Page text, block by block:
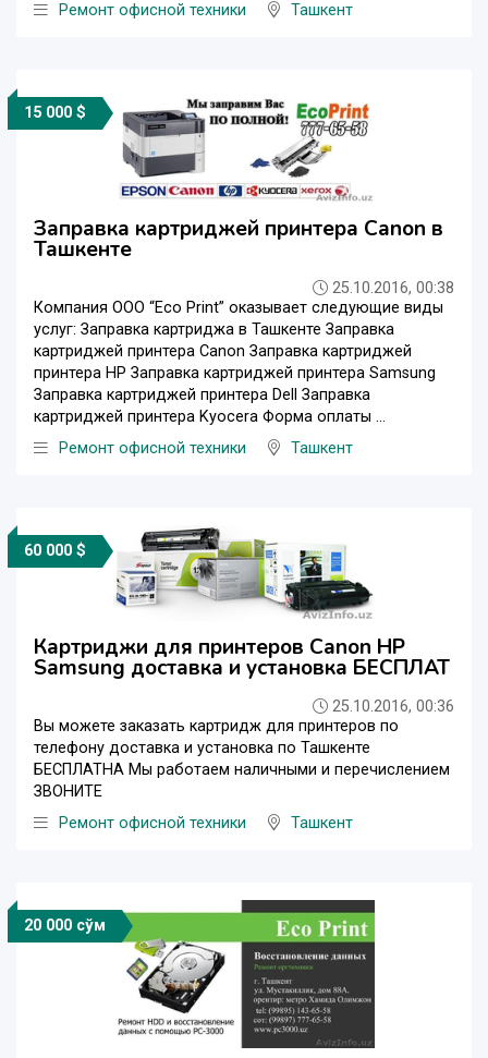
Ремонт офисной техники
Ташкент
15 000 $
Заправка картриджей принтера Canon в
Ташкенте
25.10.2016, 00:38
Компания ООО “Eco Print” оказывает следующие виды
услуг: Заправка картриджа в Ташкенте Заправка
картриджей принтера Canon Заправка картриджей
принтера HP Заправка картриджей принтера Samsung
Заправка картриджей принтера Dell Заправка
картриджей принтера Kyocera Форма оплаты ...
Ремонт офисной техники
Ташкент
60 000 $
Картриджи для принтеров Canon HP
Samsung доставка и установка БЕСПЛАТ
25.10.2016, 00:36
Вы можете заказать картридж для принтеров по
телефону доставка и установка по Ташкенте
БЕСПЛАТНА Мы работаем наличными и перечислением
ЗВОНИТЕ
Ремонт офисной техники
Ташкент
20 000 сўм